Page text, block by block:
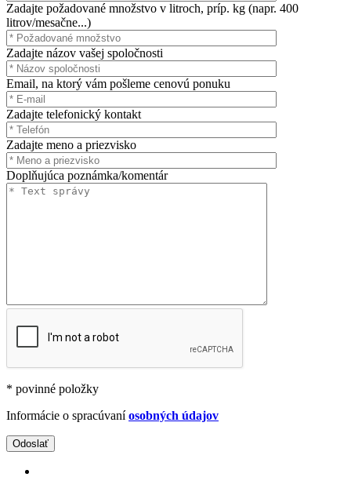
Zadajte požadované množstvo v litroch, príp. kg (napr. 400
litrov/mesačne...)
Zadajte názov vašej spoločnosti
Email, na ktorý vám pošleme cenovú ponuku
Zadajte telefonický kontakt
Zadajte meno a priezvisko
Doplňujúca poznámka/komentár
* povinné položky
Informácie o spracúvaníosobných údajov